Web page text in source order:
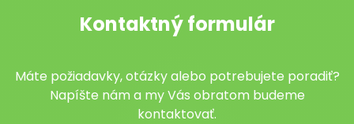
Kontaktný formulár
Máte požiadavky, otázky alebo potrebujete poradiť?
Napíšte nám a my Vás obratom budeme
kontaktovať.